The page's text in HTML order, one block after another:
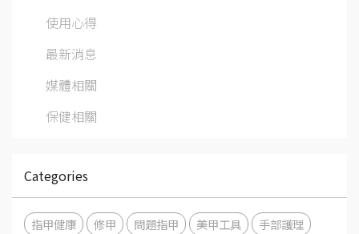
使用心得
最新消息
媒體相關
保健相關
Categories
指甲健康 修甲 問題指甲 美甲工具
手部護理